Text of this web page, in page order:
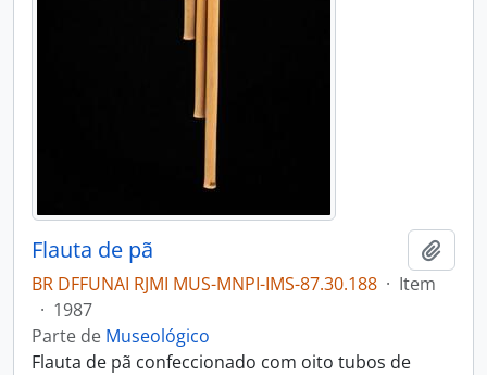
Flauta de pã
BR DFFUNAI RJMI MUS-MNPI-IMS-87.30.188 · Item
· 1987
Parte de Museológico
Flauta de pã confeccionado com oito tubos de